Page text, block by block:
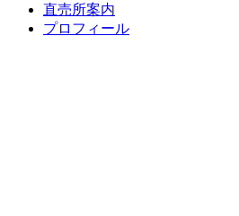
直売所案内
プロフィール